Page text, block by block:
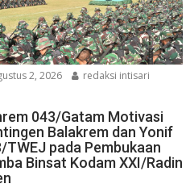
2, 2026
redaksi intisari
043/Gatam Motivasi
Balakrem dan Yonif
TWEJ pada Pembukaan
Binsat Kodam XXI/Radin